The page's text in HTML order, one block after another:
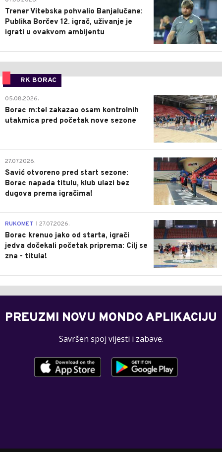
Trener Vitebska pohvalio Banjalučane:
Publika Borčev 12. igrač, uživanje je
igrati u ovakvom ambijentu
RK BORAC
0
05.08.2026.
Borac m:tel zakazao osam kontrolnih
utakmica pred početak nove sezone
0
27.07.2026.
Savić otvoreno pred start sezone:
Borac napada titulu, klub ulazi bez
dugova prema igračima!
0
RUKOMET 27.07.2026.
Borac krenuo jako od starta, igrači
jedva dočekali početak priprema: Cilj se
zna - titula!
PREUZMI NOVU MONDO APLIKACIJU
Savršen spoj vijesti i zabave.